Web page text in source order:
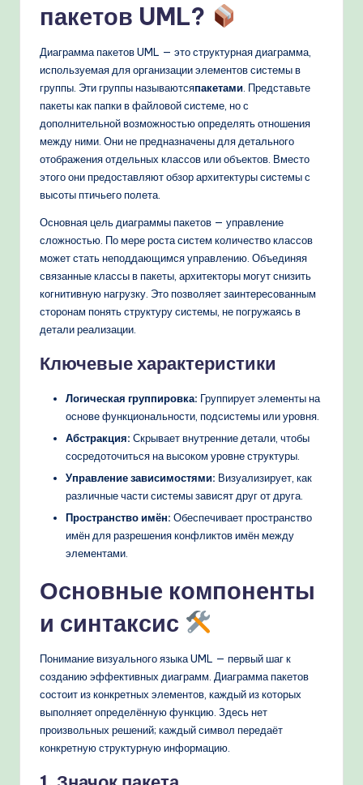
rn
T
M
пакетов UML?
Диаграмма пакетов UML — это структурная диаграмма,
используемая для организации элементов системы в
группы. Эти группы называютсяпакетами . Представьте
пакеты как папки в файловой системе, но с
дополнительной возможностью определять отношения
между ними. Они не предназначены для детального
отображения отдельных классов или объектов. Вместо
этого они предоставляют обзор архитектуры системы с
высоты птичьего полета.
Основная цель диаграммы пакетов — управление
сложностью. По мере роста систем количество классов
может стать неподдающимся управлению. Объединяя
связанные классы в пакеты, архитекторы могут снизить
когнитивную нагрузку. Это позволяет заинтересованным
сторонам понять структуру системы, не погружаясь в
детали реализации.
Ключевые характеристики
Логическая группировка: Группирует элементы на
основе функциональности, подсистемы или уровня.
Абстракция: Скрывает внутренние детали, чтобы
сосредоточиться на высоком уровне структуры.
Управление зависимостями: Визуализирует, как
различные части системы зависят друг от друга.
Пространство имён: Обеспечивает пространство
имён для разрешения конфликтов имён между
элементами.
Основные компоненты
и синтаксис
Понимание визуального языка UML — первый шаг к
созданию эффективных диаграмм. Диаграмма пакетов
состоит из конкретных элементов, каждый из которых
выполняет определённую функцию. Здесь нет
произвольных решений; каждый символ передаёт
конкретную структурную информацию.